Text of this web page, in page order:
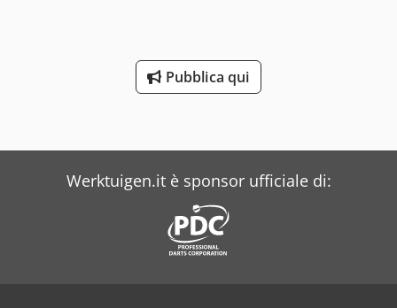
Pubblica qui
Werktuigen.it è sponsor ufficiale di: